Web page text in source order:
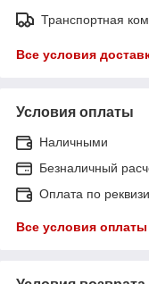
Транспортная
Все условия
Условия оплаты
Наличными
Безналичный
Оплата по
Все условия оплаты